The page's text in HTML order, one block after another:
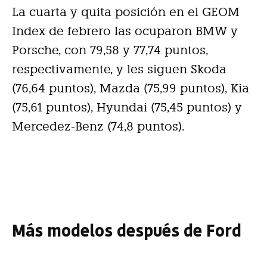
La cuarta y quita posición en el GEOM
Index de febrero las ocuparon BMW y
Porsche, con 79,58 y 77,74 puntos,
respectivamente, y les siguen Skoda
(76,64 puntos), Mazda (75,99 puntos), Kia
(75,61 puntos), Hyundai (75,45 puntos) y
Mercedez-Benz (74,8 puntos).
Más modelos después de Ford